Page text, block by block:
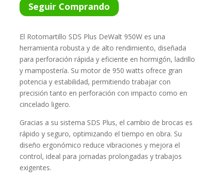
Seguir Comprando
El Rotomartillo SDS Plus DeWalt 950W es una
herramienta robusta y de alto rendimiento, diseñada
para perforación rápida y eficiente en hormigón, ladrillo
y mampostería. Su motor de 950 watts ofrece gran
potencia y estabilidad, permitiendo trabajar con
precisión tanto en perforación con impacto como en
cincelado ligero.
Gracias a su sistema SDS Plus, el cambio de brocas es
rápido y seguro, optimizando el tiempo en obra. Su
diseño ergonómico reduce vibraciones y mejora el
control, ideal para jornadas prolongadas y trabajos
exigentes.